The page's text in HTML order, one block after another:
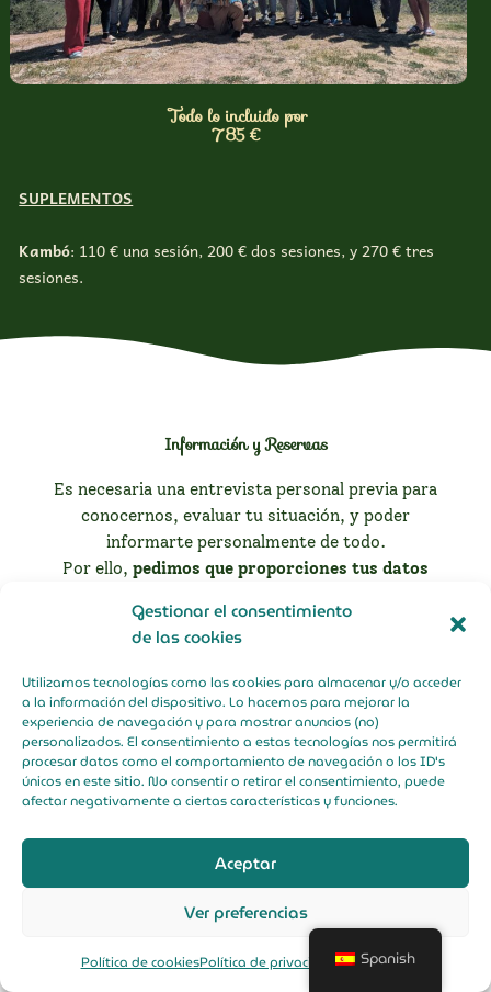
Gestionar el consentimiento
de las cookies
Utilizamos tecnologías como las cookies para almacenar y/o acceder
a la información del dispositivo. Lo hacemos para mejorar la
experiencia de navegación y para mostrar anuncios (no)
personalizados. El consentimiento a estas tecnologías nos permitirá
procesar datos como el comportamiento de navegación o los ID's
únicos en este sitio. No consentir o retirar el consentimiento, puede
afectar negativamente a ciertas características y funciones.
Aceptar
Ver preferencias
Política de cookiesPolítica de privacidadAviso Legal
Todo lo incluido por
785 €
SUPLEMENTOS
Kambó: 110 € una sesión, 200 € dos sesiones, y 270 € tres
sesiones.
Información y Reservas
Es necesaria una entrevista personal previa para
conocernos, evaluar tu situación, y poder
informarte personalmente de todo.
Por ello, pedimos que proporciones tus datos
que al recibir tu mensaje, te escribiremos por
whatsapp o email para agendar una llamada.
¡Muchas gracias por tu interes! ¡Esperamos
conocerte pronto!
firstname
lastname
Teléfono
Spanish